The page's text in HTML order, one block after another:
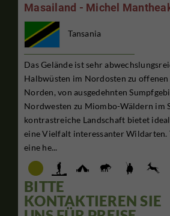
Masailand - Michel
Tansania
Das Gelände ist sehr
Halbwüsten im Nordosten zu offenen
Norden, von ausgedehnten
Nordwesten zu Miombo-Wäldern im
kontrastreiche Landschaft bietet
eine Vielfalt interessanter Wildarten.
eine he...
BITTE
KONTAKTIEREN SIE